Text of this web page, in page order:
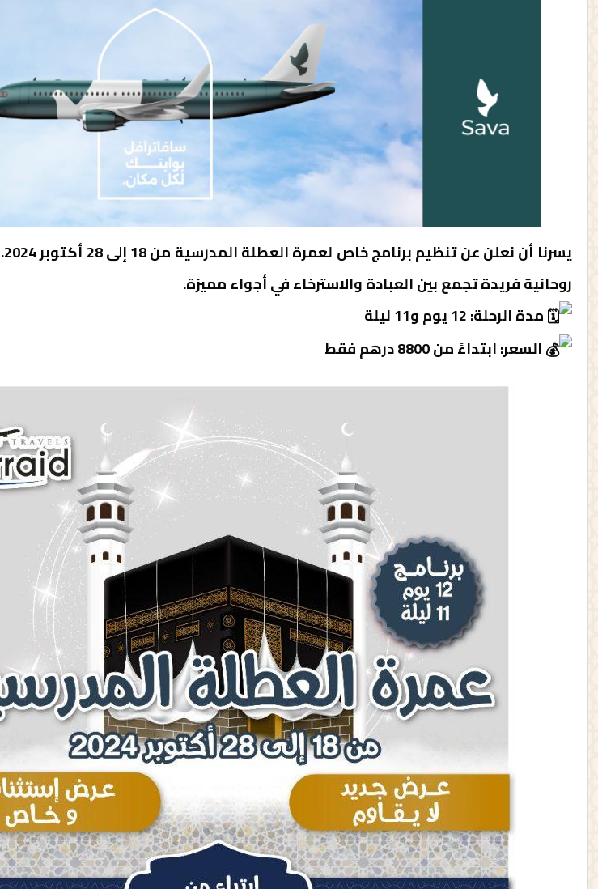
روحانية فريدة تجمع بين العبادة والاسترخاء في أجواء مميزة.
مدة الرحلة: 12 يوم و11 ليلة
السعر: ابتداءً من 8800 درهم فقط